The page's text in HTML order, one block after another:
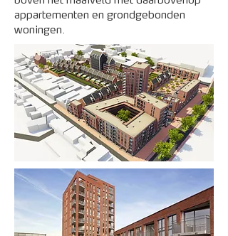
appartementen en grondgebonden
woningen.